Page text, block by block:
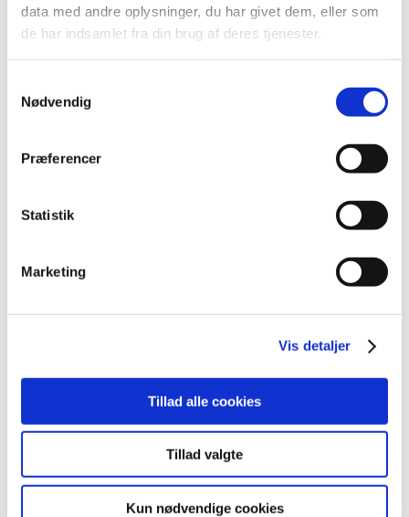
data med andre oplysninger, du har givet dem, eller som
de har indsamlet fra din brug af deres tjenester.
Nødvendig
Præferencer
Statistik
Marketing
Vis detaljer
Tillad alle cookies
Tillad valgte
Kun nødvendige cookies
2016 (167)
2015 (33)
2013 (49)
2010 (7)
2008 (8)
november (2)
september (1)